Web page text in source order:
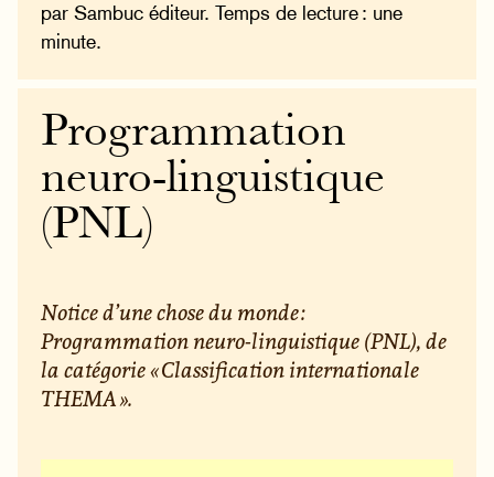
par Sambuc éditeur. Temps de lecture : une
minute.
Programmation
neuro-linguistique
(PNL)
Notice d’une chose du monde :
Programmation neuro-linguistique (PNL), de
la catégorie « Classification internationale
THEMA ».